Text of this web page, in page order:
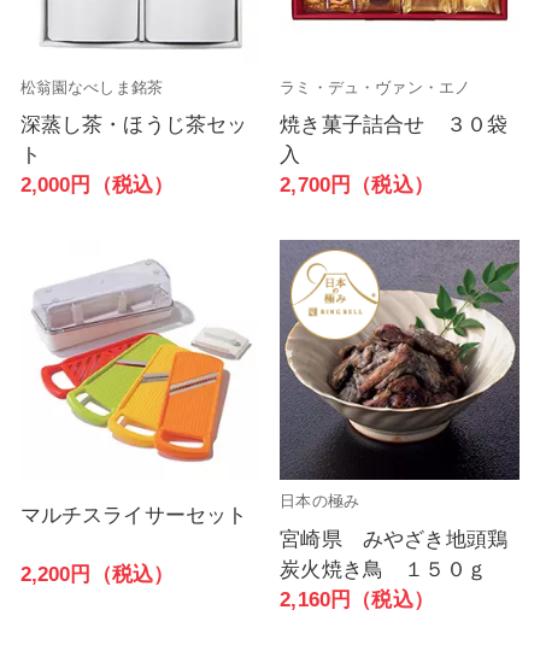
松翁園なべしま銘茶
深蒸し茶・ほうじ茶セッ
ト
2,000円（税込）
ラミ・デュ・ヴァン・エノ
焼き菓子詰合せ ３０袋
入
2,700円（税込）
マルチスライサーセット
2,200円（税込）
日本の極み
宮崎県 みやざき地頭鶏
炭火焼き鳥 １５０ｇ
2,160円（税込）